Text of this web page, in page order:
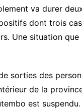
va durer
dont trois
Une situation
sorties des
de la
est suspendu.